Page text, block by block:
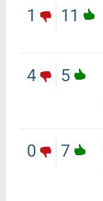
11
1
5
4
7
0